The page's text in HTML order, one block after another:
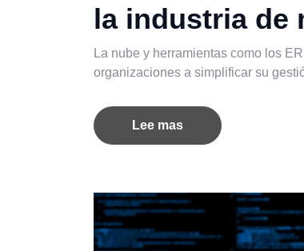
la industria de
La nube y herramientas como los
organizaciones a simplificar su
Lee mas